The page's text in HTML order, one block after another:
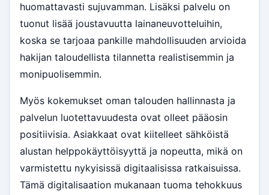
huomattavasti sujuvamman. Lisäksi palvelu on
tuonut lisää joustavuutta lainaneuvotteluihin,
koska se tarjoaa pankille mahdollisuuden arvioida
hakijan taloudellista tilannetta realistisemmin ja
monipuolisemmin.
Myös kokemukset oman talouden hallinnasta ja
palvelun luotettavuudesta ovat olleet pääosin
positiivisia. Asiakkaat ovat kiitelleet sähköistä
alustan helppokäyttöisyyttä ja nopeutta, mikä on
varmistettu nykyisissä digitaalisissa ratkaisuissa.
Tämä digitalisaation mukanaan tuoma tehokkuus